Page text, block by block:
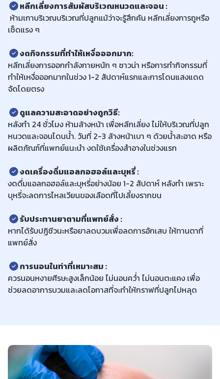
หลีกเลี่ยงการสัมผัสบริเวณหนวดและจอน :
ห้ามเกาบริเวณบริเวณที่ปลูกแม้ว่าจะรู้สึกคัน หลีกเลี่ยงการถูหรือ
เช็ดแรง ๆ
งดกิจกรรมที่ทำให้เหงื่อออกมาก:
หลีกเลี่ยงการออกกำลังกายหนัก ๆ ซาวน่า หรือการทำกิจกรรมที่
ทำให้เหงื่อออกมากในช่วง 1-2 สัปดาห์แรกและการโดนแสงแดด
จัดโดยตรง
ดูแลความสะอาดอย่างถูกวิธี:
หลังทำ 24 ชั่วโมง ห้ามล้างหน้า เพื่อหลีกเลี่ยง ไม่ให้บริเวณที่ปลูก
หนวดและจอนโดนน้ำ. วันที่ 2-3 ล้างหน้าเบา ๆ ด้วยน้ำสะอาด หรือ
ผลิตภัณฑ์ที่แพทย์แนะนำ งดใช้เครื่องสำอางในช่วงแรก
งดเครื่องดื่มแอลกอฮอล์และบุหรี่ :
งดดื่มแอลกอฮอล์และบุหรี่อย่างน้อย 1-2 สัปดาห์ หลังทำ เพราะ
บุหรี่จะลดการไหลเวียนของเลือดที่ไปเลี้ยงรากขน
รับประทานยาตามที่แพทย์สั่ง :
หากได้รับปฏิชีวนะหรือยาลดบวมเพื่อลดการอักเสบ ให้ทานตาที่
แพทย์สั่ง
การนอนในท่าที่เหมาะสม :
ควรนอนหงายศีรษะสูงเล็กน้อย ไม่นอนคว่ำ ไม่นอนตะแคง เพื่อ
ช่วยลดอาการบวมและลดโอกาสที่จะทำให้กราฟที่ปลูกไปหลุด